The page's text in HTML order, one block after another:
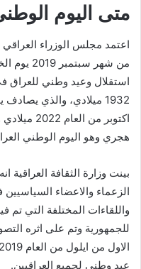
متى اليوم الوطني
اعتمد مجلس الوزراء
من شهر
استقلال وعيد وطني للعراق
1932 ميلادي، والذي
هجري وهو اليوم الوطني
بينت وزارة الثقافة العراقية
الزعماء والاعضاء
واللقاءات المختلفة التي تم
للجمهورية وتم على اثره
عيد وطني لجميع العراقيين.